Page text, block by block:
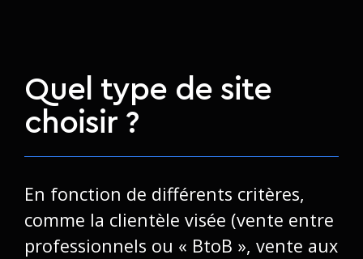
Quel type de site
choisir ?
En fonction de différents critères,
comme la clientèle visée (vente entre
professionnels ou « BtoB », vente aux